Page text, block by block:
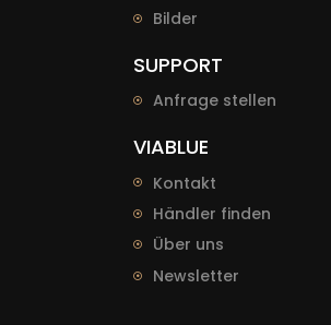
Bilder
SUPPORT
Anfrage stellen
VIABLUE
Kontakt
Händler finden
Über uns
Newsletter